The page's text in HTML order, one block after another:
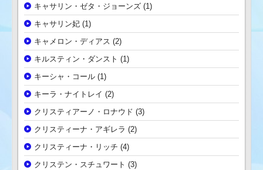
キャサリン・ゼタ・ジョーンズ (1)
キャサリン妃 (1)
キャメロン・ディアス (2)
キルスティン・ダンスト (1)
キーシャ・コール (1)
キーラ・ナイトレイ (2)
クリスティアーノ・ロナウド (3)
クリスティーナ・アギレラ (2)
クリスティーナ・リッチ (4)
クリステン・スチュワート (3)